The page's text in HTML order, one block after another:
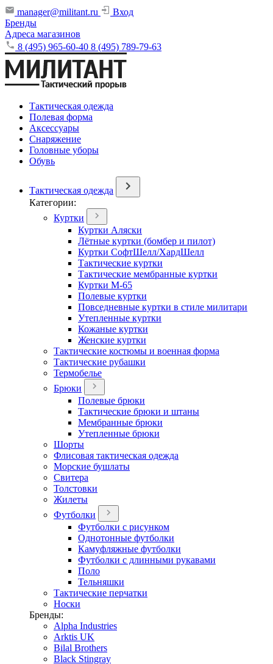
manager@militant.ru
Вход
Бренды
Адреса магазинов
8 (495) 965-60-40 8 (495) 789-79-63
Тактическая одежда
Полевая форма
Аксессуары
Снаряжение
Головные уборы
Обувь
Тактическая одежда
Категории:
Куртки
Куртки Аляски
Лётные куртки (бомбер и пилот)
Куртки СофтШелл/ХардШелл
Тактические куртки
Тактические мембранные куртки
Куртки М-65
Полевые куртки
Повседневные куртки в стиле милитари
Утепленные куртки
Кожаные куртки
Женские куртки
Тактические костюмы и военная форма
Тактические рубашки
Термобелье
Брюки
Полевые брюки
Тактические брюки и штаны
Мембранные брюки
Утепленные брюки
Шорты
Флисовая тактическая одежда
Морские бушлаты
Свитера
Толстовки
Жилеты
Футболки
Футболки с рисунком
Однотонные футболки
Камуфляжные футболки
Футболки с длинными рукавами
Поло
Тельняшки
Тактические перчатки
Носки
Бренды:
Alpha Industries
Arktis UK
Bilal Brothers
Black Stingray